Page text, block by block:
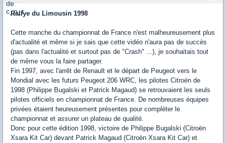
Rallye du Limousin 1998
Cette manche du championnat de France n'est malheureusement plus
d'actualité et même si je sais que cette vidéo n'aura pas de succès
(pas dans l'actualité et surtout pas de "Crash" ...), je souhaitais tout
de même vous la faire partager.
Fin 1997, avec l'arrêt de Renault et le départ de Peugeot vers le
Mondial avec les futurs Peugeot 206 WRC, les pilotes Citroën de
1998 (Philippe Bugalski et Patrick Magaud) se retrouvaient les seuls
pilotes officiels en championnat de France. De nombreuses équipes
privées étaient heureusement présentes pour compléter le
championnat et assurer un plateau de qualité.
Donc pour cette édition 1998, victoire de Philippe Bugalski (Citroën
Xsara Kit Car) devant Patrick Magaud (Citroën Xsara Kit Car) et